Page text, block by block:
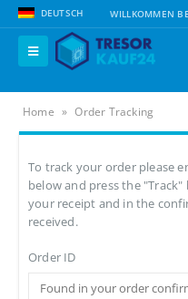
DEUTSCH WILLKOMMEN
Home » Order Tracking
To track your order please
below and press the
your receipt and in the
received.
Order ID